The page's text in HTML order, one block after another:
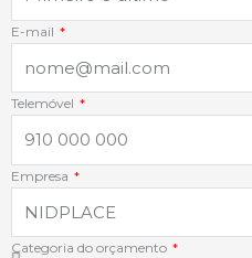
k
-
f
n
-
i
n
a
m
p
E-mail
Telemóvel
Empresa
Categoria do orçamento